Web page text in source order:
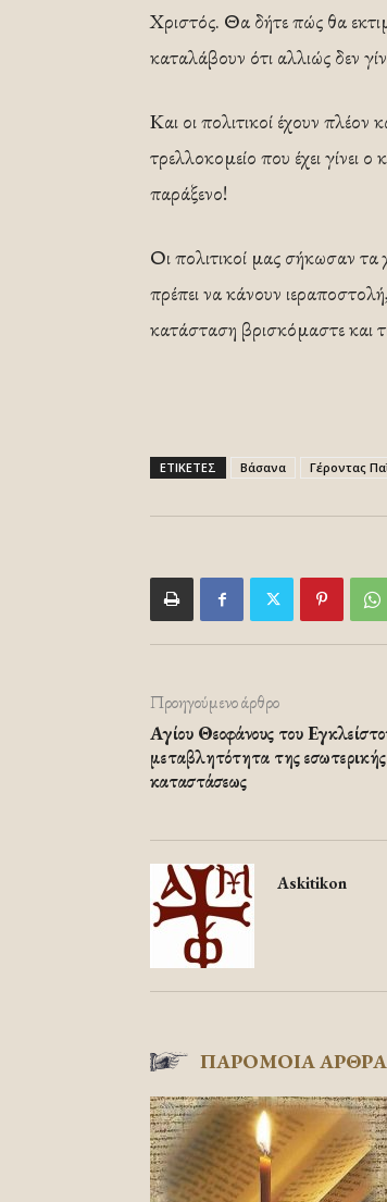
Χριστός. Θα δήτε πώς θα
καταλάβουν ότι αλλιώς δεν
Και οι πολιτικοί έχουν
τρελλοκομείο που έχει γίνει
παράξενο!
Οι πολιτικοί μας σήκωσαν
πρέπει να κάνουν
κατάσταση βρισκόμαστε και
ΕΤΙΚΕΤΕΣ Βάσανα Γέροντας
Προηγούμενο άρθρο
Αγίου Θεοφάνους του
μεταβλητότητα της
καταστάσεως
Askitikon
ΠΑΡΟΜΟΙΑ ΑΡΘΡΑ